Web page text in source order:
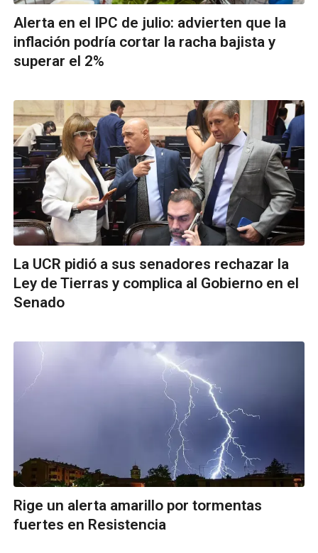
Alerta en el IPC de julio: advierten que la
inflación podría cortar la racha bajista y
superar el 2%
La UCR pidió a sus senadores rechazar la
Ley de Tierras y complica al Gobierno en el
Senado
Rige un alerta amarillo por tormentas
fuertes en Resistencia